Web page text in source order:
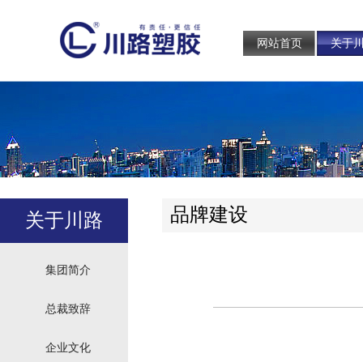
网站首页 关于
关于川路
集团简介
总裁致辞
企业文化
品牌建设